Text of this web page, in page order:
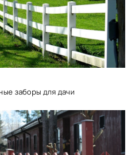
заборы для дачи